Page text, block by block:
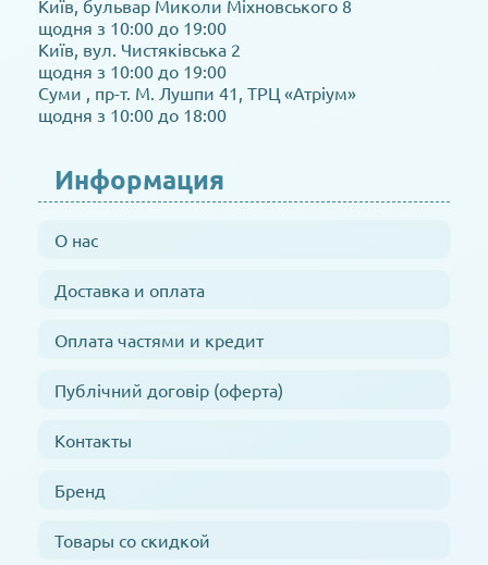
Київ, бульвар Миколи Міхновського 8
щодня з 10:00 до 19:00
Київ, вул. Чистяківська 2
щодня з 10:00 до 19:00
Суми , пр-т. М. Лушпи 41, ТРЦ «Атріум»
щодня з 10:00 до 18:00
Информация
О нас
Доставка и оплата
Оплата частями и кредит
Публічний договір (оферта)
Контакты
Бренд
Товары со скидкой